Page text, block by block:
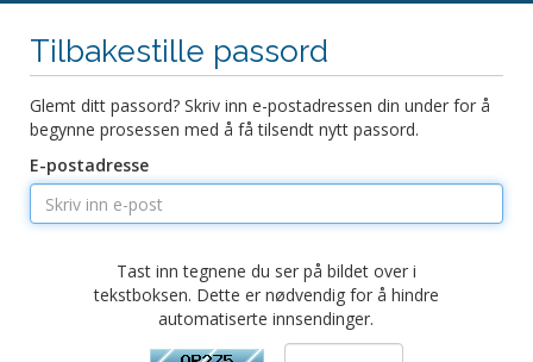
Tilbakestille passord
Glemt ditt passord? Skriv inn e-postadressen din under for å
begynne prosessen med å få tilsendt nytt passord.
E-postadresse
Tast inn tegnene du ser på bildet over i
tekstboksen. Dette er nødvendig for å hindre
automatiserte innsendinger.